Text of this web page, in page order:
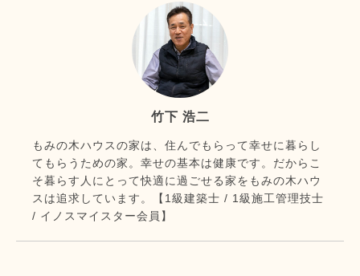
竹下 浩二
もみの木ハウスの家は、住んでもらって幸せに暮らし
てもらうための家。幸せの基本は健康です。だからこ
そ暮らす人にとって快適に過ごせる家をもみの木ハウ
スは追求しています。【1級建築士 / 1級施工管理技士
/ イノスマイスター会員】